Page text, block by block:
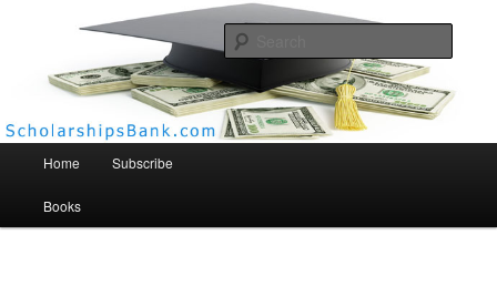
Scholarships Bank
Home Subscribe
Books